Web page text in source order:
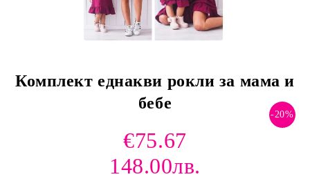
Комплект еднакви рокли за мама и
бебе
-20%
€75.67
148.00лв.